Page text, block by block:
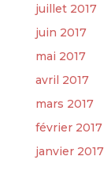
juillet 2017
juin 2017
mai 2017
avril 2017
mars 2017
février 2017
janvier 2017